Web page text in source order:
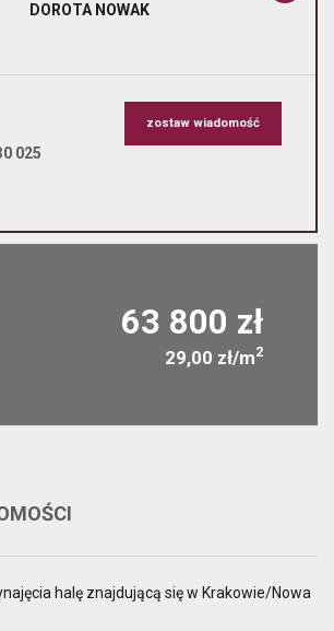
DOROTA NOWAK
025
zostaw wiadomość
63 800 zł
29,00 zł/m2
halę znajdującą się w Krakowie/Nowa